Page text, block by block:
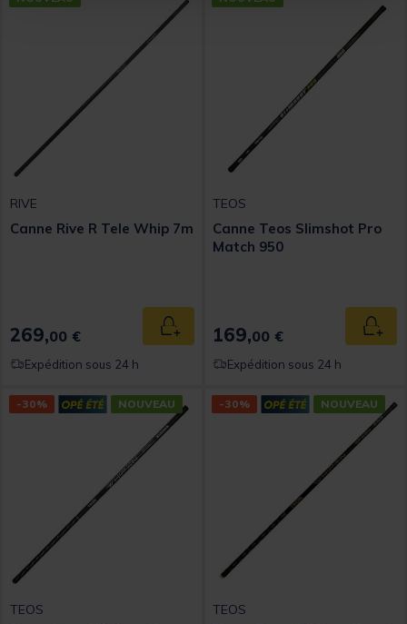
RIVE
Canne Rive R Tele Whip 7m
269,00 € Ajouter au panier
Expédition sous 24 h
TEOS
Canne Teos Slimshot Pro
Match 950
169,00 €
Expédition sous 24 h
-30% NOUVEAU
TEOS
-30% NOUVEAU
TEOS